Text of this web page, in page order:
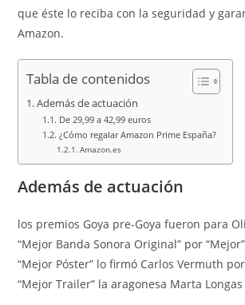
que éste lo reciba con la seguridad y
Amazon.
Tabla de contenidos
Además de actuación
De 29,99 a 42,99 euros
¿Cómo regalar Amazon Prime España?
Amazon.es
Además de actuación
los premios Goya pre-Goya fueron para
“Mejor Banda Sonora Original” por
“Mejor Póster” lo firmó Carlos Vermuth
“Mejor Trailer” la aragonesa Marta Longas